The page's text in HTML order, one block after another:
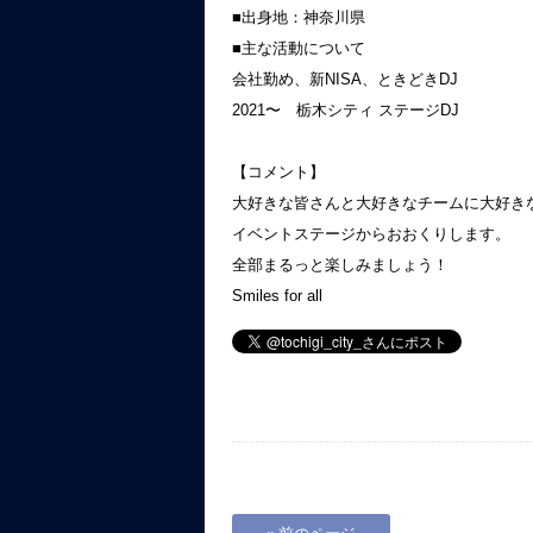
■出身地：神奈川県
■主な活動について
会社勤め、新NISA、ときどき DJ
2021〜 栃木シティ ステージDJ
【コメント】
大好きな皆さんと大好きなチームに大好き
イベントステージからおおくりします。
全部まるっと楽しみましょう！
Smiles for all